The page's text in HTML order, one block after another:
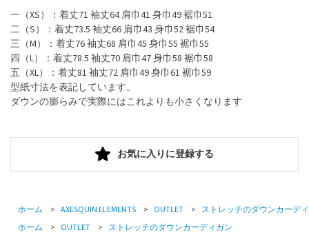
一（XS）：着丈71 袖丈64 肩巾41 身巾49 裾巾51
二（S）：着丈73.5 袖丈66 肩巾43 身巾52 裾巾54
三（M）：着丈76 袖丈68 肩巾45 身巾55 裾巾55
四（L）：着丈78.5 袖丈70 肩巾47 身巾58 裾巾58
五（XL）：着丈81 袖丈72 肩巾49 身巾61 裾巾59
型紙寸法を表記しています。
ダウンの膨らみで実際にはこれよりも小さくなります
お気に入りに登録する
ホーム > AXESQUIN ELEMENTS > OUTLET > ストレッチのダウンカーデ
ホーム
> OUTLET > ストレッチのダウンカーディガン